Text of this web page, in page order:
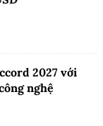
2027 với
nghệ